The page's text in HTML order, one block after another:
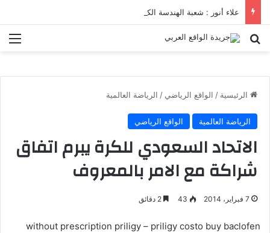
بحث عن
الرئيسية / الواقع الرياضي / الرياضة العالمية
الرياضة العالمية الواقع الرياضي
الاتحاد السعودي للكرة يبرم اتفاق
شراكة مع الامر بالمعروف
7 فبراير، 2014 43
without prescription priligy – priligy costo buy baclofen